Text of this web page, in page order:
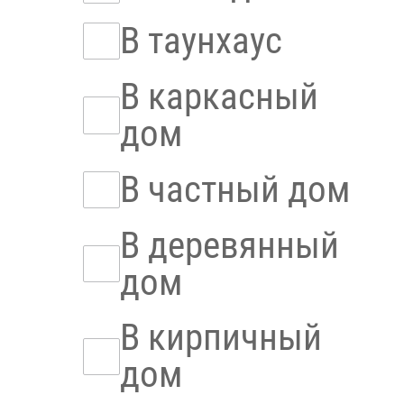
В таунхаус
В каркасный
дом
В частный дом
В деревянный
дом
В кирпичный
дом